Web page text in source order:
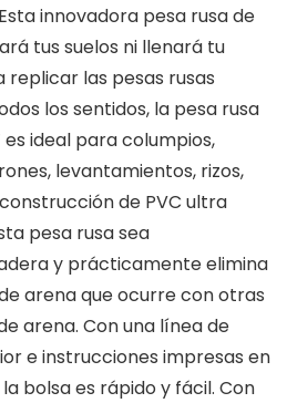
innovadora pesa rusa de
tus suelos ni llenará tu
replicar las pesas rusas
los sentidos, la pesa rusa
ideal para columpios,
levantamientos, rizos,
de PVC ultra
pesa rusa sea
y prácticamente elimina
arena que ocurre con otras
arena. Con una línea de
e instrucciones impresas en
bolsa es rápido y fácil. Con